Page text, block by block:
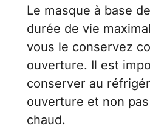
Le masque à base
durée de vie
vous le conservez
ouverture. Il est
conserver au
ouverture et non
chaud.